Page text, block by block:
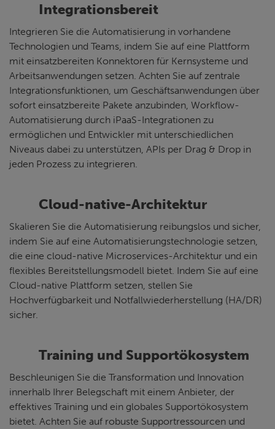
Integrationsbereit
Integrieren Sie die Automatisierung in vorhandene
Technologien und Teams, indem Sie auf eine Plattform
mit einsatzbereiten Konnektoren für Kernsysteme und
Arbeitsanwendungen setzen. Achten Sie auf zentrale
Integrationsfunktionen, um Geschäftsanwendungen über
sofort einsatzbereite Pakete anzubinden, Workflow-
Automatisierung durch iPaaS-Integrationen zu
ermöglichen und Entwickler mit unterschiedlichen
Niveaus dabei zu unterstützen, APIs per Drag & Drop in
jeden Prozess zu integrieren.
Cloud-native-Architektur
Skalieren Sie die Automatisierung reibungslos und sicher,
indem Sie auf eine Automatisierungstechnologie setzen,
die eine cloud-native Microservices-Architektur und ein
flexibles Bereitstellungsmodell bietet. Indem Sie auf eine
Cloud-native Plattform setzen, stellen Sie
Hochverfügbarkeit und Notfallwiederherstellung (HA/DR)
sicher.
Training und Supportökosystem
Beschleunigen Sie die Transformation und Innovation
innerhalb Ihrer Belegschaft mit einem Anbieter, der
effektives Training und ein globales Supportökosystem
bietet. Achten Sie auf robuste Supportressourcen und